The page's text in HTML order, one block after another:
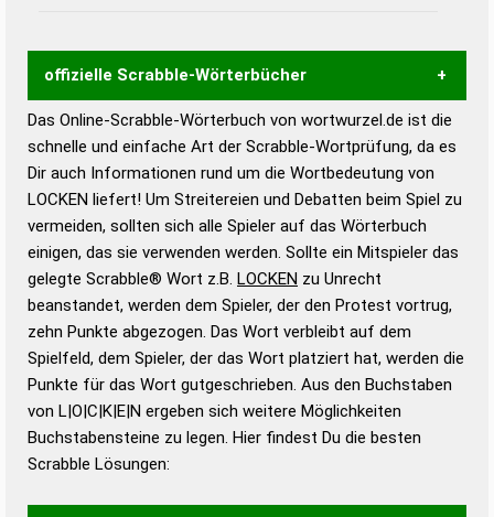
offizielle Scrabble-Wörterbücher
Wortwurzel liefert mit Hilfe eines semantischen
Wortanalyse-Algorithmus gute Anhaltspunkte zu
Wortbedeutung, Worttrennung und Wortform, um die
Gültigkeit eines Wortes für das Scrabble-Spiel zu
bestimmen!
zugelassene Turnier Scrabble-
Wörterbücher sind:
Duden – Standardwerk in 12 Bänden
Duden – Richtiges und gutes
Deutsch
Duden – Die deutsche Grammatik
Duden – Deutsches
Das Online-Scrabble-Wörterbuch von wortwurzel.de ist die
schnelle und einfache Art der Scrabble-Wortprüfung, da es
Dir auch Informationen rund um die Wortbedeutung von
LOCKEN liefert! Um Streitereien und Debatten beim Spiel zu
vermeiden, sollten sich alle Spieler auf das Wörterbuch
einigen, das sie verwenden werden. Sollte ein Mitspieler das
gelegte Scrabble® Wort z.B. LOCKEN zu Unrecht
beanstandet, werden dem Spieler, der den Protest vortrug,
zehn Punkte abgezogen. Das Wort verbleibt auf dem
Spielfeld, dem Spieler, der das Wort platziert hat, werden die
Punkte für das Wort gutgeschrieben. Aus den Buchstaben
von L|O|C|K|E|N ergeben sich weitere Möglichkeiten
Buchstabensteine zu legen. Hier findest Du die besten
Scrabble Lösungen: